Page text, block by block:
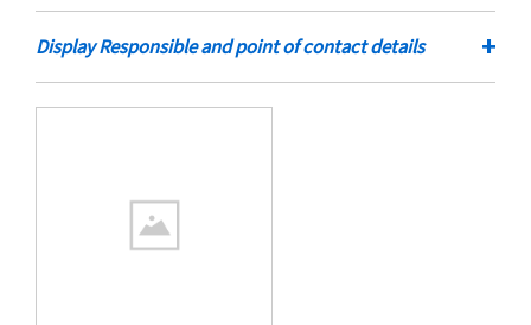
Display Responsible and point of contact details +